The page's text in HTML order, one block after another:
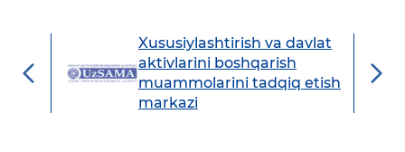
Xususiylashtirish va davlat
aktivlarini boshqarish
muammolarini tadqiq etish
markazi